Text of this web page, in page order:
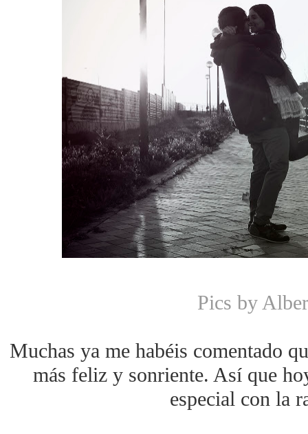
Pics by
Muchas ya me habéis comentado
más feliz y sonriente. Así que
especial con la